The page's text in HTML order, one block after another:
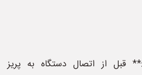
قبل از اتصال دستگاه به پریز